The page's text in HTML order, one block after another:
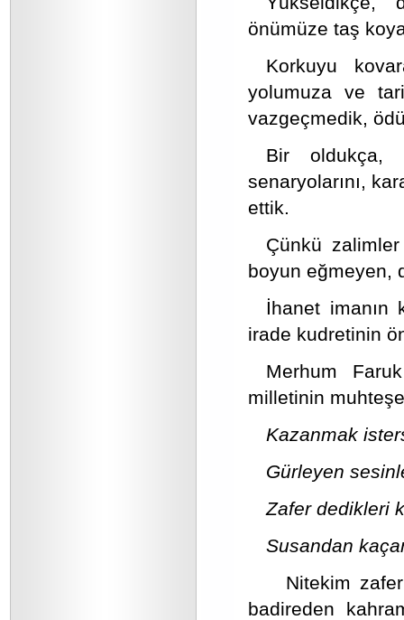
önümüze taş
Korkuyu
yolumuza ve
vazgeçmedik,
Bir oldukça,
senaryolarını,
ettik.
Çünkü
boyun eğmeyen,
İhanet imanın
irade kudretinin
Merhum
milletinin
Kazanmak
Gürleyen
Zafer dedikleri
Susandan
Nitekim
badireden